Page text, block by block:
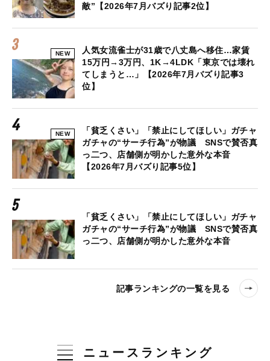
敵”【2026年7月バズり記事2位】
NEW
人気女流雀士が31歳で八丈島へ移住…家賃
15万円→3万円、1K→4LDK「東京では壊れ
てしまうと…」【2026年7月バズり記事3
位】
NEW
「貧乏くさい」「禁止にしてほしい」ガチャ
ガチャの“サーチ行為”が物議 SNSで賛否真
っ二つ、店舗側が明かした意外な本音
【2026年7月バズり記事5位】
「貧乏くさい」「禁止にしてほしい」ガチャ
ガチャの“サーチ行為”が物議 SNSで賛否真
っ二つ、店舗側が明かした意外な本音
記事ランキングの一覧を見る
ニュースランキング